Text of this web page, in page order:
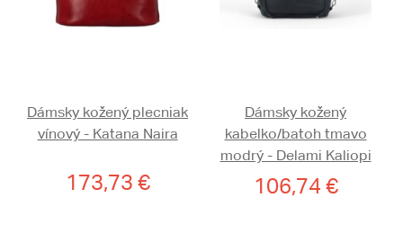
Dámsky kožený plecniak
vínový - Katana Naira
173,73 €
Dámsky kožený
kabelko/batoh tmavo
modrý - Delami Kaliopi
106,74 €